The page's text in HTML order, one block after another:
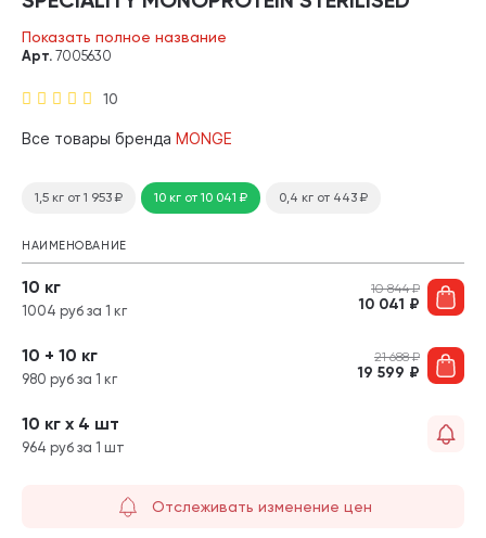
монобелковый форель (10 кг)
Показать полное название
10
Арт. 7005630
Все товары бренда MONGE
1,5 кг от 1 953 ₽ 10 кг от 10 041₽ 0,4 кг от 443 ₽
НАИМЕНОВАНИЕ
10 кг
1004 руб за 1 кг
10 844₽
10 041 ₽
10 + 10 кг
980 руб за 1 кг
21 688₽
19 599 ₽
10 кг х 4 шт
964 руб за 1 шт
Отслеживать изменение цен